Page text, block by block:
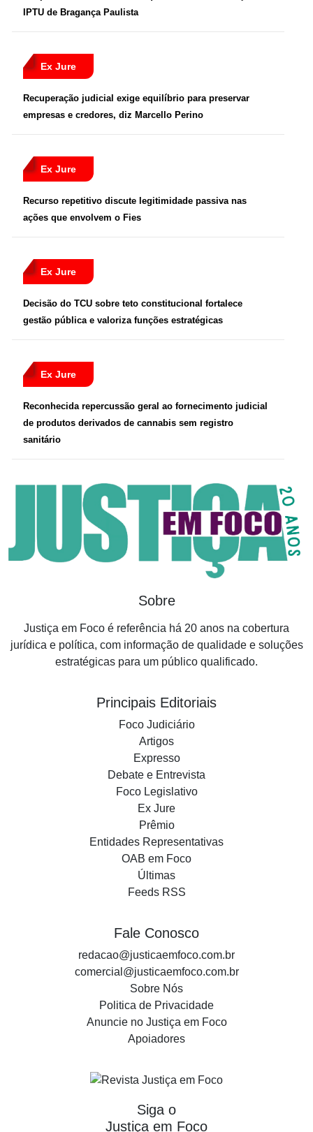
IPTU de Bragança Paulista
Ex Jure
Recuperação judicial exige equilíbrio para preservar
empresas e credores, diz Marcello Perino
Ex Jure
Recurso repetitivo discute legitimidade passiva nas
ações que envolvem o Fies
Ex Jure
Decisão do TCU sobre teto constitucional fortalece
gestão pública e valoriza funções estratégicas
Ex Jure
Reconhecida repercussão geral ao fornecimento judicial
de produtos derivados de cannabis sem registro
sanitário
Sobre
Justiça em Foco é referência há 20 anos na cobertura
jurídica e política, com informação de qualidade e soluções
estratégicas para um público qualificado.
Principais Editoriais
Foco Judiciário
Artigos
Expresso
Debate e Entrevista
Foco Legislativo
Ex Jure
Prêmio
Entidades Representativas
OAB em Foco
Últimas
Feeds RSS
Fale Conosco
redacao@justicaemfoco.com.br
comercial@justicaemfoco.com.br
Sobre Nós
Politica de Privacidade
Anuncie no Justiça em Foco
Apoiadores
Siga o
Justiça em Foco